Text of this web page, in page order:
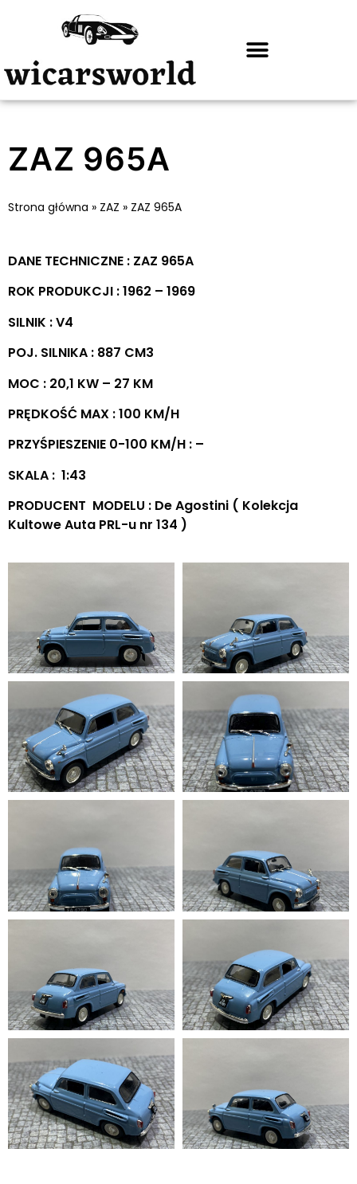
ZAZ 965A
Strona główna » ZAZ » ZAZ 965A
DANE TECHNICZNE : ZAZ 965A
ROK PRODUKCJI : 1962 – 1969
SILNIK : V4
POJ. SILNIKA : 887 CM3
MOC : 20,1 KW – 27 KM
PRĘDKOŚĆ MAX : 100 KM/H
PRZYŚPIESZENIE 0-100 KM/H : –
SKALA : 1:43
PRODUCENT MODELU : De Agostini ( Kolekcja
Kultowe Auta PRL-u nr 134 )